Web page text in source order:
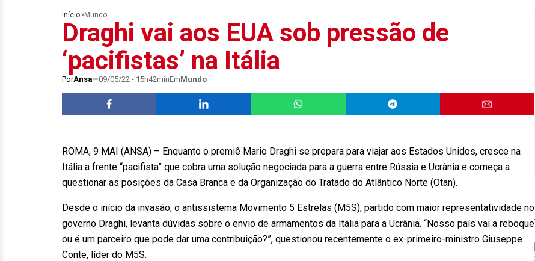
Início> Mundo
Draghi vai aos EUA sob pressão de
‘pacifistas’ na Itália
PorAnsa 09/05/22 - 15h42minEmMundo
ROMA, 9 MAI (ANSA) – Enquanto o premiê Mario Draghi se prepara para viajar aos Estados Unidos, cresce na
Itália a frente “pacifista” que cobra uma solução negociada para a guerra entre Rússia e Ucrânia e começa a
questionar as posições da Casa Branca e da Organização do Tratado do Atlântico Norte (Otan).
Desde o início da invasão, o antissistema Movimento 5 Estrelas (M5S), partido com maior representatividade no
governo Draghi, levanta dúvidas sobre o envio de armamentos da Itália para a Ucrânia. “Nosso país vai a reboque
ou é um parceiro que pode dar uma contribuição?”, questionou recentemente o ex-primeiro-ministro Giuseppe
Conte, líder do M5S.